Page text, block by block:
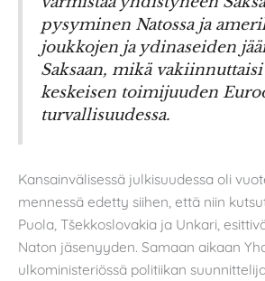
pysyminen Natossa ja
joukkojen ja ydinaseiden
Saksaan, mikä
keskeisen toimijuuden
turvallisuudessa.
Kansainvälisessä julkisuudessa oli
mennessä edetty siihen, että niin
Puola, Tšekkoslovakia ja Unkari,
Naton jäsenyyden. Samaan aikaan
ulkoministeriössä politiikan